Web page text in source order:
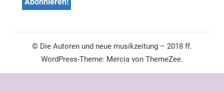
© Die Autoren und neue musikzeitung – 2018 ff.
WordPress-Theme: Mercia von ThemeZee.